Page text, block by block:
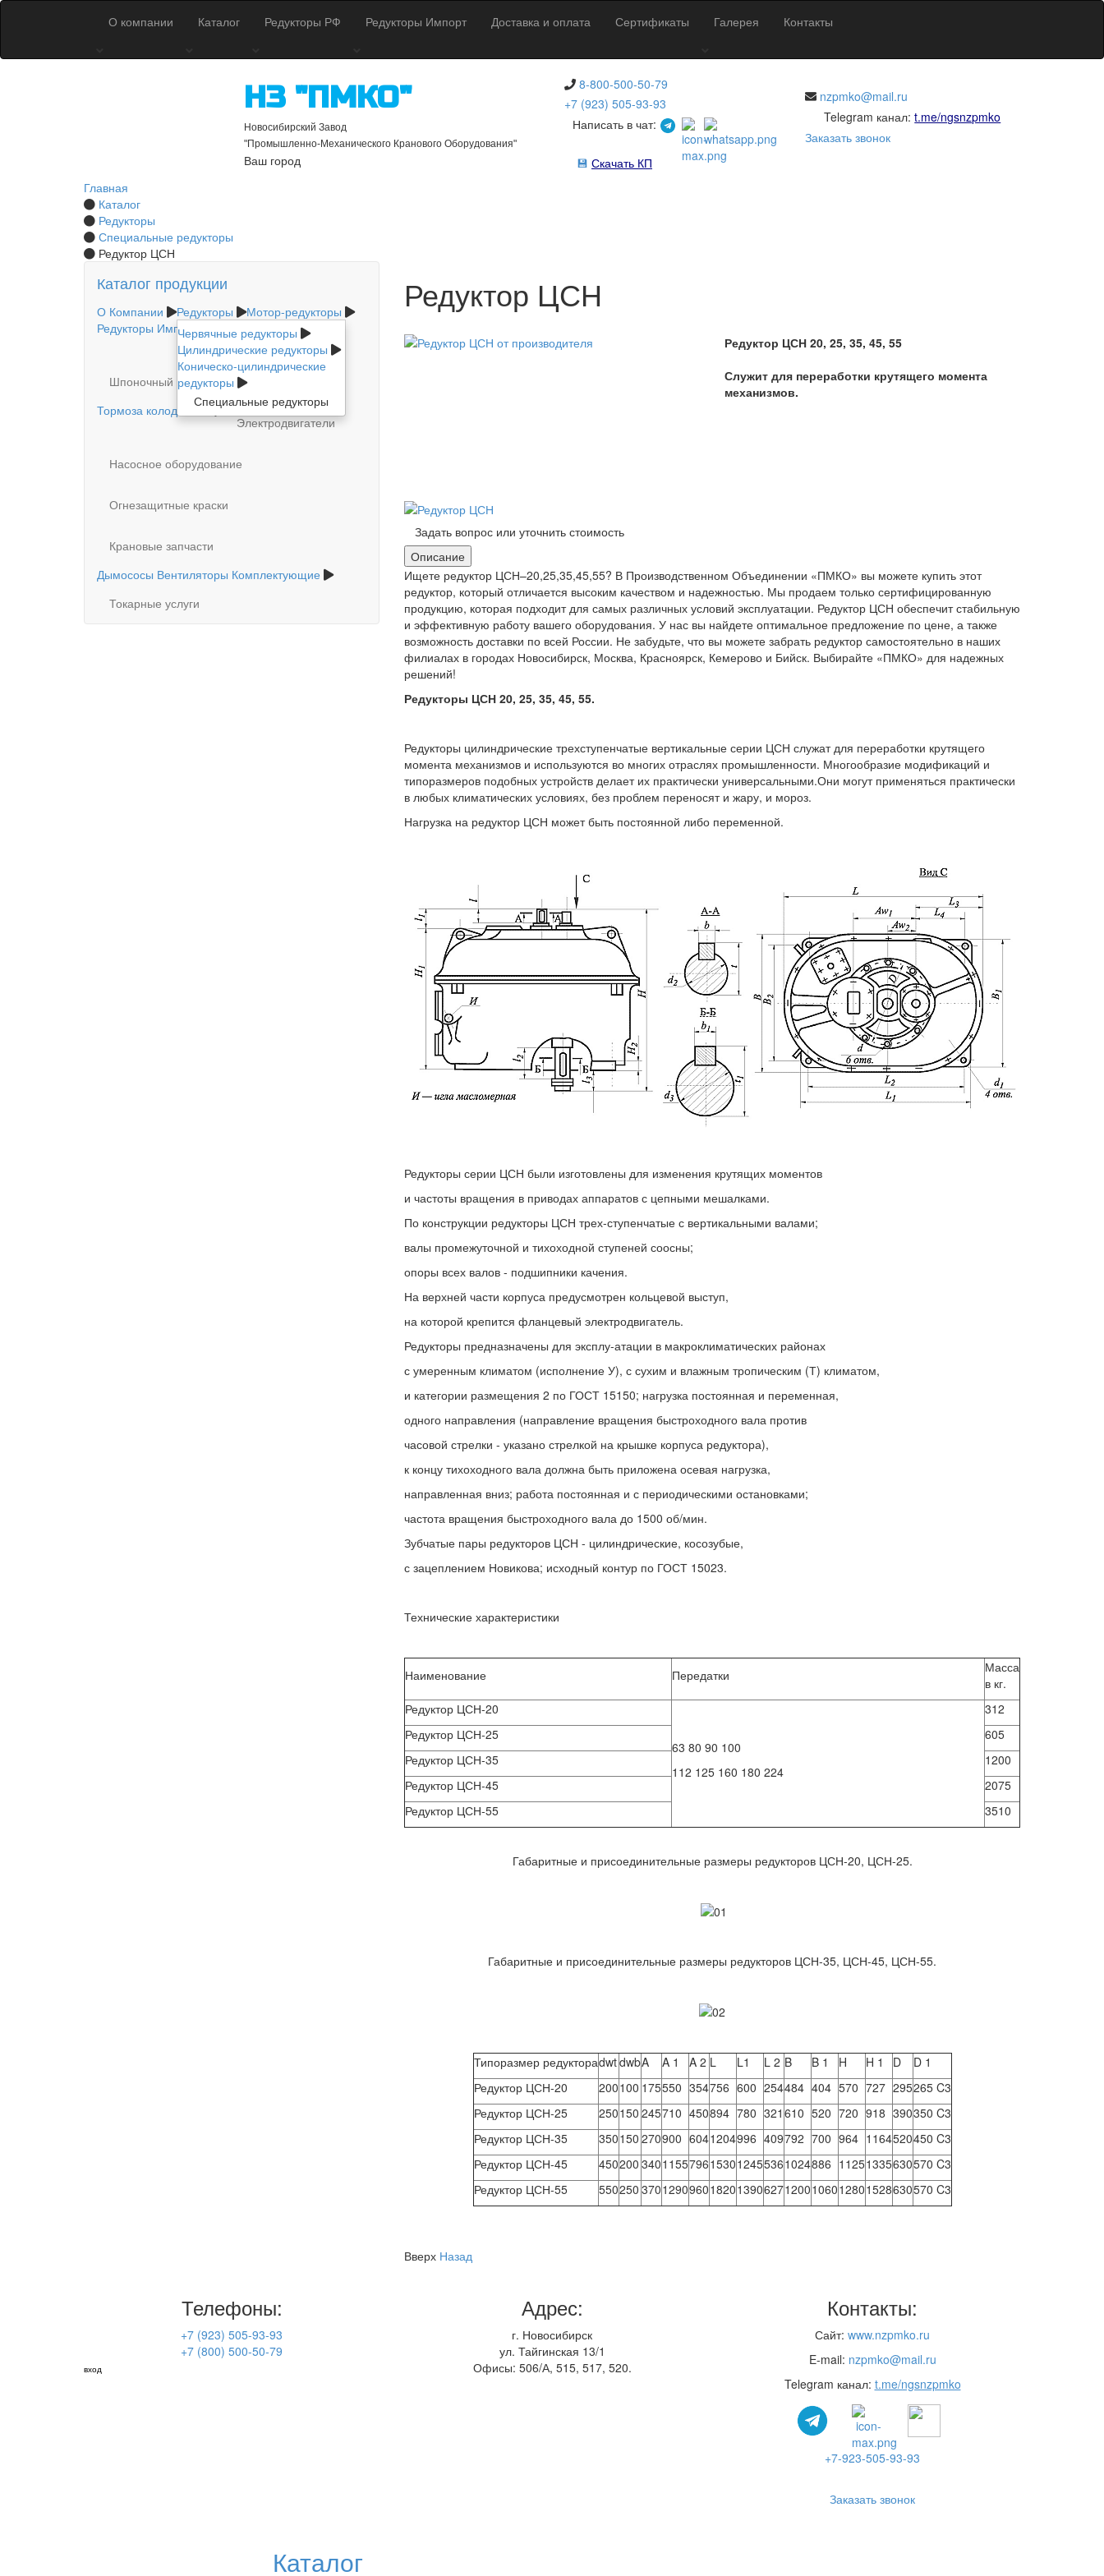
О компании Каталог Редукторы РФ Редукторы Импорт Доставка и оплата Сертификаты Галерея Контакты
НЗ "ПМКО"
Новосибирский Завод
"Промышленно-Механического Кранового Оборудования"
Ваш город
8-800-500-50-79
+7 (923) 505-93-93
Написать в чат:
💾 Скачать КП
nzpmko@mail.ru
Telegram канал:t.me/ngsnzpmko
Заказать звонок
Главная
Каталог
Редукторы
Специальные редукторы
Редуктор ЦСН
Каталог продукции
О Компании
Редукторы
Червячные редукторы
Цилиндрические редукторы
Коническо-цилиндрические
редукторы
Специальные редукторы
Мотор-редукторы
Редукторы Импортные
Муфты - Шкивы
Шпоночный материал
Тормоза колодочные
Электродвигатели
Насосное оборудование
Огнезащитные краски
Крановые запчасти
Дымососы Вентиляторы Комплектующие
Токарные услуги
Редуктор ЦСН
Задать вопрос или уточнить стоимость
Редуктор ЦСН 20, 25, 35, 45, 55
Служит для переработки крутящего момента
механизмов.
Описание
Ищете редуктор ЦСН–20,25,35,45,55? В Производственном Объединении «ПМКО» вы можете купить этот
редуктор, который отличается высоким качеством и надежностью. Мы продаем только сертифицированную
продукцию, которая подходит для самых различных условий эксплуатации. Редуктор ЦСН обеспечит стабильную
и эффективную работу вашего оборудования. У нас вы найдете оптимальное предложение по цене, а также
возможность доставки по всей России. Не забудьте, что вы можете забрать редуктор самостоятельно в наших
филиалах в городах Новосибирск, Москва, Красноярск, Кемерово и Бийск. Выбирайте «ПМКО» для надежных
решений!
Редукторы ЦСН 20, 25, 35, 45, 55.
Редукторы цилиндрические трехступенчатые вертикальные серии ЦСН служат для переработки крутящего
момента механизмов и используются во многих отраслях промышленности. Многообразие модификаций и
типоразмеров подобных устройств делает их практически универсальными.Они могут применяться практически
в любых климатических условиях, без проблем переносят и жару, и мороз.
Нагрузка на редуктор ЦСН может быть постоянной либо переменной.
Редукторы серии ЦСН были изготовлены для изменения крутящих моментов
и частоты вращения в приводах аппаратов с цепными мешалками.
По конструкции редукторы ЦСН трех-ступенчатые с вертикальными валами;
валы промежуточной и тихоходной ступеней соосны;
опоры всех валов - подшипники качения.
На верхней части корпуса предусмотрен кольцевой выступ,
на которой крепится фланцевый электродвигатель.
Редукторы предназначены для эксплу-атации в макроклиматических районах
с умеренным климатом (исполнение У), с сухим и влажным тропическим (Т) климатом,
и категории размещения 2 по ГОСТ 15150; нагрузка постоянная и переменная,
одного направления (направление вращения быстроходного вала против
часовой стрелки - указано стрелкой на крышке корпуса редуктора),
к концу тихоходного вала должна быть приложена осевая нагрузка,
направленная вниз; работа постоянная и с периодическими остановками;
частота вращения быстроходного вала до 1500 об/мин.
Зубчатые пары редукторов ЦСН - цилиндрические, косозубые,
с зацеплением Новикова; исходный контур по ГОСТ 15023.
Технические характеристики
Наименование Передатки
Масса
в кг.
Редуктор ЦСН-20
63 80 90 100
112 125 160 180 224
312
Редуктор ЦСН-25
605
Редуктор ЦСН-35
1200
Редуктор ЦСН-45
2075
Редуктор ЦСН-55
3510
Габаритные и присоединительные размеры редукторов ЦСН-20, ЦСН-25.
Габаритные и присоединительные размеры редукторов ЦСН-35, ЦСН-45, ЦСН-55.
Типоразмер редуктораdwtdwbA A 1 A 2 L L1 L 2 B B 1 H H 1 D
D 1
Редуктор ЦСН-20
200100 175550 354756 600 254484 404 570 727 295265 C3
Редуктор ЦСН-25
250150 245710 450894 780 321 610 520 720 918 390350 C3
Редуктор ЦСН-35
350150 270900 6041204996 409792 700 964 1164520450 C3
Редуктор ЦСН-45
450200 3401155796153012455361024886 11251335630570 C3
Редуктор ЦСН-55
550250 3701290960182013906271200106012801528630570 C3
Вверх Назад
Телефоны:
+7 (923) 505-93-93
+7 (800) 500-50-79
вход
Адрес:
г. Новосибирск
ул. Тайгинская 13/1
Офисы: 506/А, 515, 517, 520.
Контакты:
Сайт: www.nzpmko.ru
E-mail: nzpmko@mail.ru
Telegram канал: t.me/ngsnzpmko
+7-923-505-93-93
Заказать звонок
Каталог